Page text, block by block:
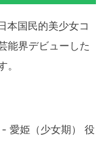
本国民的美少女コ
能界デビューした
。
愛姫（少女期） 役